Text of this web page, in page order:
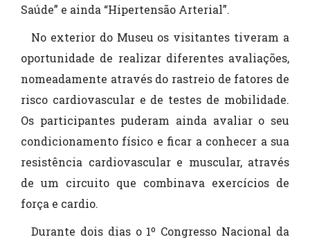
Saúde” e ainda “Hipertensão Arterial”.
No exterior do Museu os visitantes tiveram a
oportunidade de realizar diferentes avaliações,
nomeadamente através do rastreio de fatores de
risco cardiovascular e de testes de mobilidade.
Os participantes puderam ainda avaliar o seu
condicionamento físico e ficar a conhecer a sua
resistência cardiovascular e muscular, através
de um circuito que combinava exercícios de
força e cardio.
Durante dois dias o 1º Congresso Nacional da